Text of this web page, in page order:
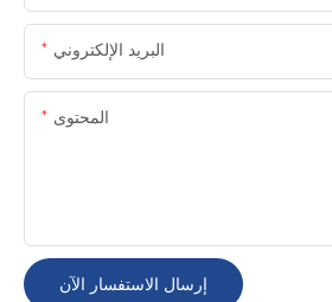
البريد الإلكتروني
المحتوى
إرسال الاستفسار الآن